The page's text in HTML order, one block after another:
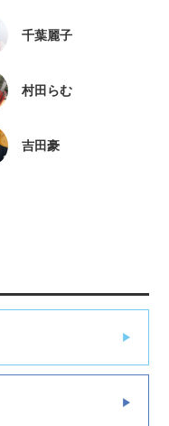
千葉麗子
村田らむ
吉田豪